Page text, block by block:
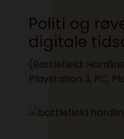
Politi og
digitale
(Battlefield:
Playstation 3, PC,